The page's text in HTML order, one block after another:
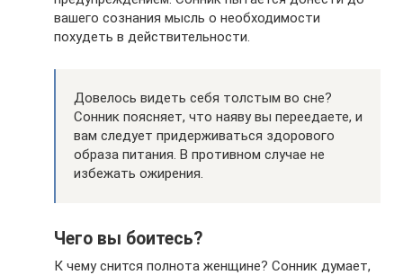
вашего сознания мысль о необходимости
похудеть в действительности.
Довелось видеть себя толстым во сне?
Сонник поясняет, что наяву вы переедаете, и
вам следует придерживаться здорового
образа питания. В противном случае не
избежать ожирения.
Чего вы боитесь?
К чему снится полнота женщине? Сонник думает,